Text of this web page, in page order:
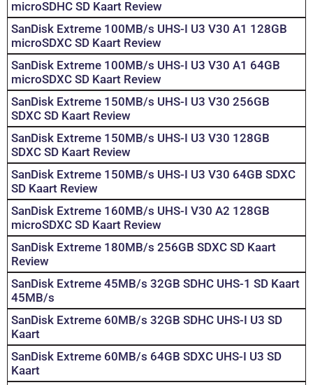
microSDHC SD Kaart Review
SanDisk Extreme 100MB/s UHS-I U3 V30 A1 128GB
microSDXC SD Kaart Review
SanDisk Extreme 100MB/s UHS-I U3 V30 A1 64GB
microSDXC SD Kaart Review
SanDisk Extreme 150MB/s UHS-I U3 V30 256GB
SDXC SD Kaart Review
SanDisk Extreme 150MB/s UHS-I U3 V30 128GB
SDXC SD Kaart Review
SanDisk Extreme 150MB/s UHS-I U3 V30 64GB SDXC
SD Kaart Review
SanDisk Extreme 160MB/s UHS-I V30 A2 128GB
microSDXC SD Kaart Review
SanDisk Extreme 180MB/s 256GB SDXC SD Kaart
Review
SanDisk Extreme 45MB/s 32GB SDHC UHS-1 SD Kaart
45MB/s
SanDisk Extreme 60MB/s 32GB SDHC UHS-I U3 SD
Kaart
SanDisk Extreme 60MB/s 64GB SDXC UHS-I U3 SD
Kaart